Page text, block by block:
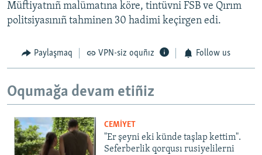
Müftiyatnıñ malümatına köre, tintüvni FSB ve Qırım
politsiyasınıñ tahminen 30 hadimi keçirgen edi.
Paylaşmaq VPN-siz oquñız Follow us
Oqumağa devam etiñiz
CEMİYET
"Er şeyni eki künde taşlap kettim".
Seferberlik qorqusı rusiyelilerni